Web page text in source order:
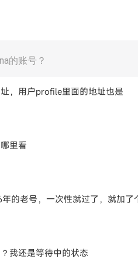
的账号？
，用户profile里面的地址也是
里看
的老号，一次性就过了，就加了
我还是等待中的状态